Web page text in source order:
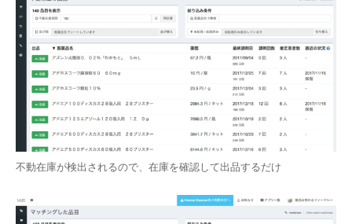
不動在庫が検出されるので、在庫を確認して出品するだけ